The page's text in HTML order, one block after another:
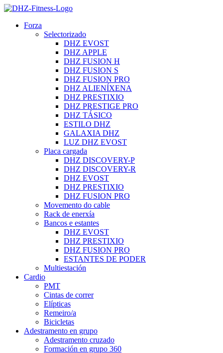
Forza
Selectorizado
DHZ EVOST
DHZ APPLE
DHZ FUSION H
DHZ FUSION S
DHZ FUSION PRO
DHZ ALIENÍXENA
DHZ PRESTIXIO
DHZ PRESTIGE PRO
DHZ TÁSICO
ESTILO DHZ
GALAXIA DHZ
LUZ DHZ EVOST
Placa cargada
DHZ DISCOVERY-P
DHZ DISCOVERY-R
DHZ EVOST
DHZ PRESTIXIO
DHZ FUSION PRO
Movemento do cable
Rack de enerxía
Bancos e estantes
DHZ EVOST
DHZ PRESTIXIO
DHZ FUSION PRO
ESTANTES DE PODER
Multiestación
Cardio
PMT
Cintas de correr
Elípticas
Remeiro/a
Bicicletas
Adestramento en grupo
Adestramento cruzado
Formación en grupo 360